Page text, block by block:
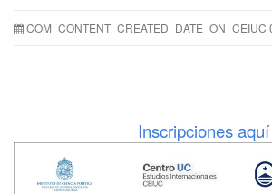
COM_CONTENT_CREATED_DATE_ON_CEIUC
Inscripciones aquí